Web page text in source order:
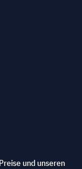
und unseren